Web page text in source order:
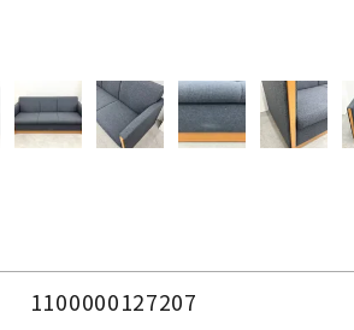
1100000127207